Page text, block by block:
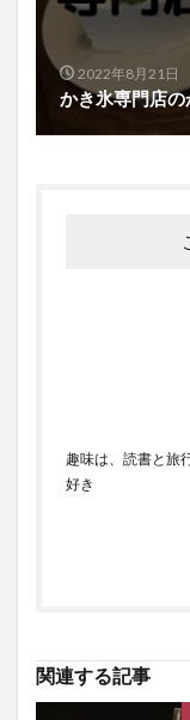
2022年8月21日
かき氷専門店
趣味は、読書と旅
好き
関連する記事